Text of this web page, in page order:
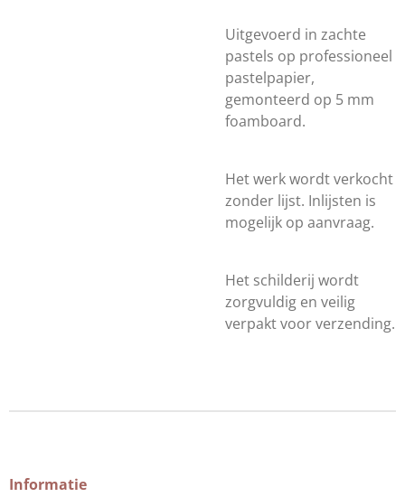
Uitgevoerd in zachte
pastels op professioneel
pastelpapier,
gemonteerd op 5 mm
foamboard.
Het werk wordt verkocht
zonder lijst. Inlijsten is
mogelijk op aanvraag.
Het schilderij wordt
zorgvuldig en veilig
verpakt voor verzending.
Informatie